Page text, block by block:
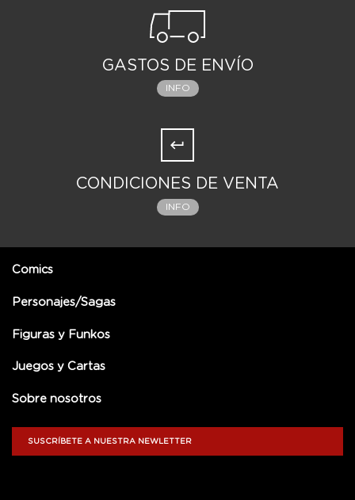
GASTOS DE ENVÍO
INFO
CONDICIONES DE VENTA
INFO
Comics
Personajes/Sagas
Figuras y Funkos
Juegos y Cartas
Sobre nosotros
SUSCRÍBETE A NUESTRA NEWLETTER